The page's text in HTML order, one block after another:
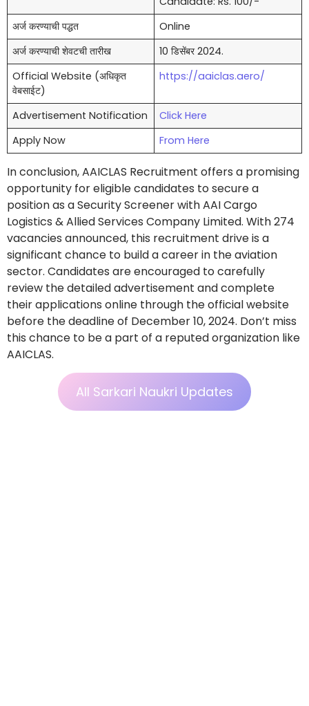
अर्ज करण्याची पद्धत
Online
अर्ज करण्याची शेवटची तारीख
10 डिसेंबर 2024.
Official Website (अधिकृत
वेबसाईट)
https://aaiclas.aero/
Advertisement Notification
Click Here
Apply Now
From Here
In conclusion, AAICLAS Recruitment offers a promising
opportunity for eligible candidates to secure a
position as a Security Screener with AAI Cargo
Logistics & Allied Services Company Limited. With 274
vacancies announced, this recruitment drive is a
significant chance to build a career in the aviation
sector. Candidates are encouraged to carefully
review the detailed advertisement and complete
their applications online through the official website
before the deadline of December 10, 2024. Don’t miss
this chance to be a part of a reputed organization like
AAICLAS.
All Sarkari Naukri Updates